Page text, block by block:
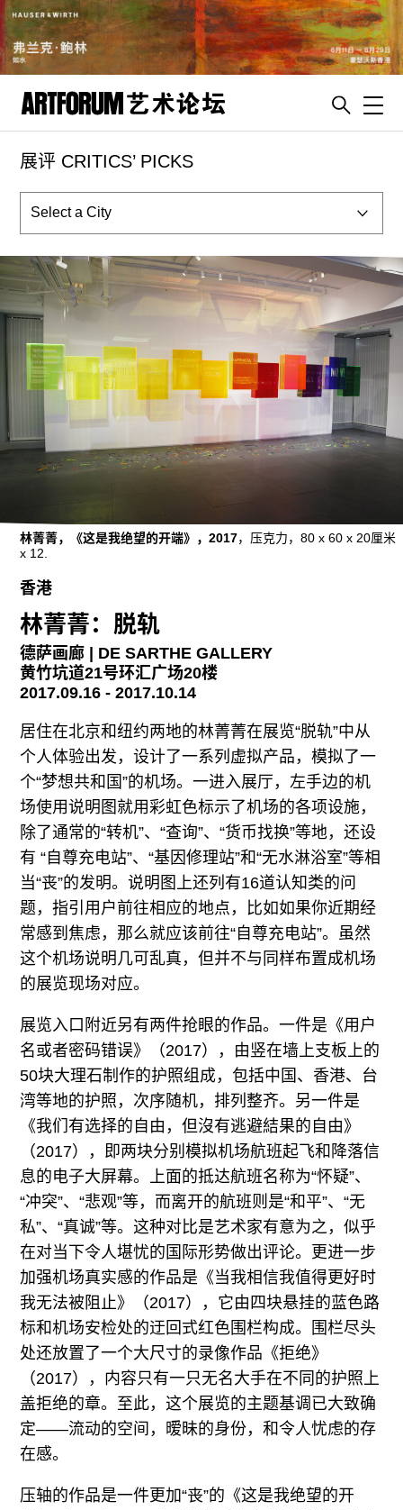
artguide
新闻
杂志
专栏
视频
ENGLISH
ART & EDUCATION
广告
订阅
往期内容
联系我们
关注我们
展评 CRITICS’ PICKS
林菁菁，《这是我绝望的开端》，2017，压克力，80 x 60 x 20厘米
x 12.
香港
林菁菁：脱轨
德萨画廊 | DE SARTHE GALLERY
黄竹坑道21号环汇广场20楼
2017.09.16 - 2017.10.14
居住在北京和纽约两地的林菁菁在展览“脱轨”中从
个人体验出发，设计了一系列虚拟产品，模拟了一
个“梦想共和国”的机场。一进入展厅，左手边的机
场使用说明图就用彩虹色标示了机场的各项设施，
除了通常的“转机”、“查询”、“货币找换”等地，还设
有 “自尊充电站”、“基因修理站”和“无水淋浴室”等相
当“丧”的发明。说明图上还列有16道认知类的问
题，指引用户前往相应的地点，比如如果你近期经
常感到焦虑，那么就应该前往“自尊充电站”。虽然
这个机场说明几可乱真，但并不与同样布置成机场
的展览现场对应。
展览入口附近另有两件抢眼的作品。一件是《用户
名或者密码错误》（2017），由竖在墙上支板上的
50块大理石制作的护照组成，包括中国、香港、台
湾等地的护照，次序随机，排列整齐。另一件是
《我们有选择的自由，但沒有逃避結果的自由》
（2017），即两块分别模拟机场航班起飞和降落信
息的电子大屏幕。上面的抵达航班名称为“怀疑”、
“冲突”、“悲观”等，而离开的航班则是“和平”、“无
私”、“真诚”等。这种对比是艺术家有意为之，似乎
在对当下令人堪忧的国际形势做出评论。更进一步
加强机场真实感的作品是《当我相信我值得更好时
我无法被阻止》（2017），它由四块悬挂的蓝色路
标和机场安检处的迂回式红色围栏构成。围栏尽头
处还放置了一个大尺寸的录像作品《拒绝》
（2017），内容只有一只无名大手在不同的护照上
盖拒绝的章。至此，这个展览的主题基调已大致确
定——流动的空间，暧昧的身份，和令人忧虑的存
在感。
压轴的作品是一件更加“丧”的《这是我绝望的开